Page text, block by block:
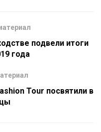
подвели итоги
года
Tour посвятили в